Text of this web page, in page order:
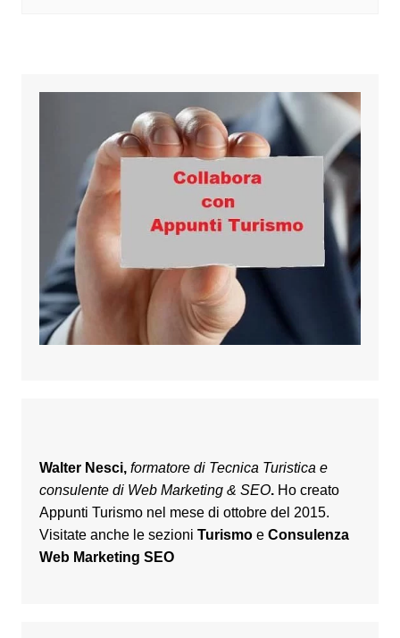
Walter Nesci, formatore di Tecnica Turistica e
consulente di Web Marketing & SEO. Ho creato
Appunti Turismo nel mese di ottobre del 2015.
Visitate anche le sezioni Turismo e Consulenza
Web Marketing SEO